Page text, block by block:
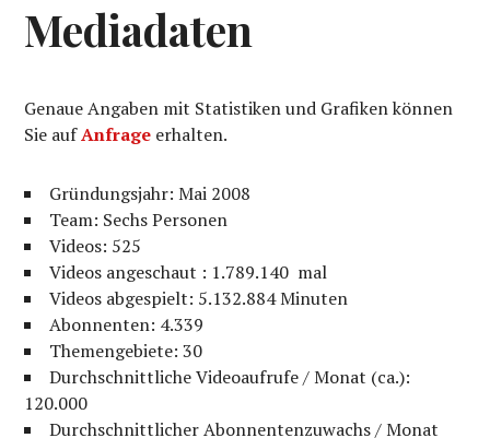
Mediadaten
Genaue Angaben mit Statistiken und Grafiken können
Sie aufAnfrage erhalten.
Gründungsjahr: Mai 2008
Team: Sechs Personen
Videos: 525
Videos angeschaut : 1.789.140 mal
Videos abgespielt: 5.132.884 Minuten
Abonnenten: 4.339
Themengebiete: 30
Durchschnittliche Videoaufrufe / Monat (ca.):
120.000
Durchschnittlicher Abonnentenzuwachs / Monat